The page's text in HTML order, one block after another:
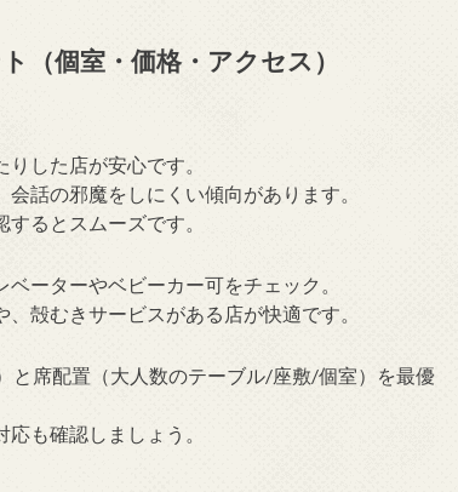
（個室・価格・アクセス）
した店が安心です。
話の邪魔をしにくい傾向があります。
るとスムーズです。
ーターやベビーカー可をチェック。
殻むきサービスがある店が快適です。
と席配置（大人数のテーブル/座敷/個室）を最優
も確認しましょう。